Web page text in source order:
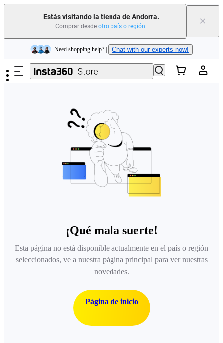
Estás visitando la tienda de Andorra.
Comprar desde otro país o región. ×
Saltar al contenido principal
Insta360 Luna Ultra |Ya disponible| Envío gratuito
Need shopping help? | Chat with our experts now!
Insta360 Luna Ultra | | Envío gratuito
¡Qué mala suerte!
Esta página no está disponible actualmente en el país o región
seleccionados, ve a nuestra página principal para ver nuestras
novedades.
Página de inicio